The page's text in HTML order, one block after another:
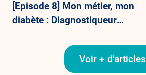
[Episode 8] Mon métier, mon
diabète : Diagnostiqueur
Voir + d'articles